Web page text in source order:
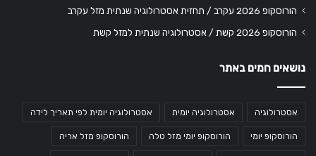
הורוסקופ 2026 עקרב / תחזית אסטרולוגיה שנתית מזל עקרב
הורוסקופ 2026 קשת / אסטרולוגיה שנתית למזל קשת
נושאים חמים באתר
אסטרולוגיה אסטרולוגיה יומית אסטרולוגיה יומית לפי תאריך לידה
הורוסקופ יומי הורוסקופ יומי מזל טלה הורוסקופ מזל אריה